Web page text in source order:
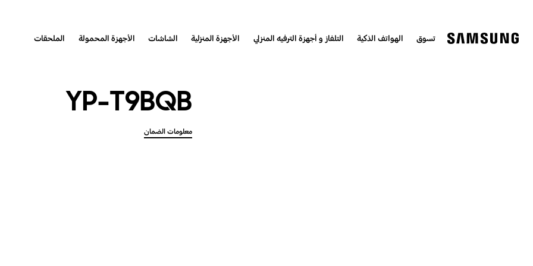
تسوق الهواتف الذكية التلفاز و أجهزة الترفيه المنزلي الأجهزة المنزلية الشاشات الأجهزة المحمولة الملحقات
YP-T9BQB
معلومات الضمان